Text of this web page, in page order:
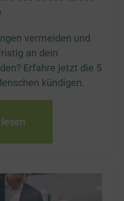
vermeiden und
an dein
Erfahre jetzt die 5
kündigen.